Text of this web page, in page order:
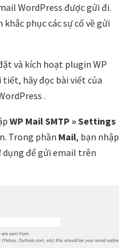
WordPress được gửi đi.
phục các sự cố về gửi
và kích hoạt plugin WP
hãy đọc bài viết của
.
WP Mail SMTP » Settings
Trong phần Mail, bạn nhập
dụng để gửi email trên